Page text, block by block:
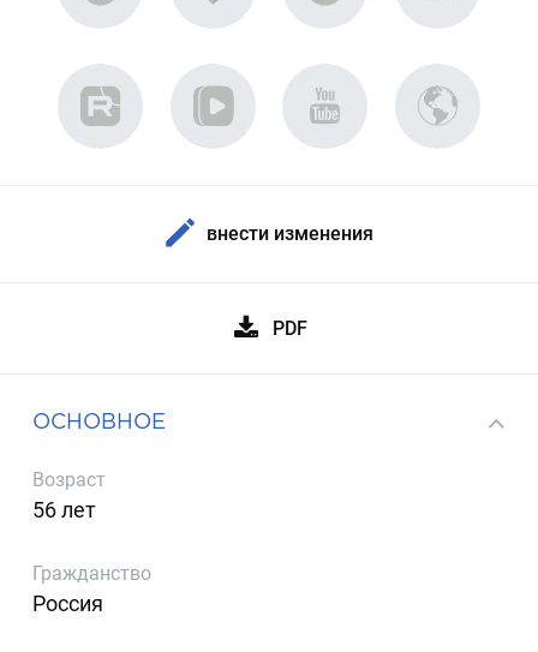
внести изменения
PDF
ОСНОВНОЕ
Возраст
56 лет
Гражданство
Россия